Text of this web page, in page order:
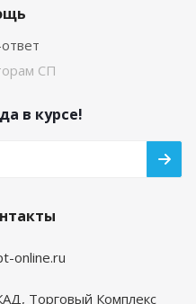
СП
в курсе!
online.ru
Торговый Комплекс